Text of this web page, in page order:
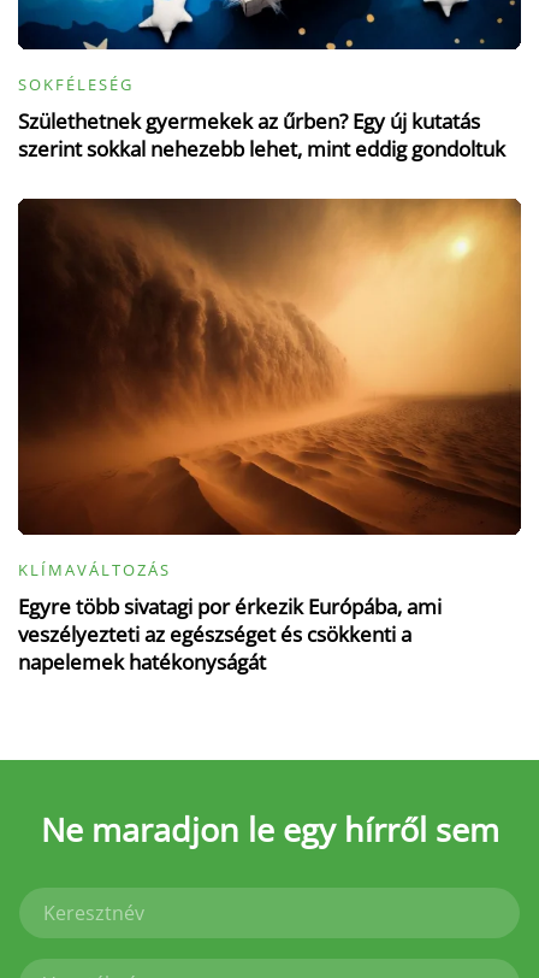
SOKFÉLESÉG
Születhetnek gyermekek az űrben? Egy új kutatás
szerint sokkal nehezebb lehet, mint eddig gondoltuk
KLÍMAVÁLTOZÁS
Egyre több sivatagi por érkezik Európába, ami
veszélyezteti az egészséget és csökkenti a
napelemek hatékonyságát
Ne maradjon le egy hírről sem